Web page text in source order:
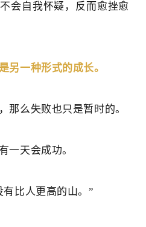
会自我怀疑， 反而愈挫愈
是另一种形式的成长。
那么失败也只是暂时的。
一天会成功。
比人更高的山。”